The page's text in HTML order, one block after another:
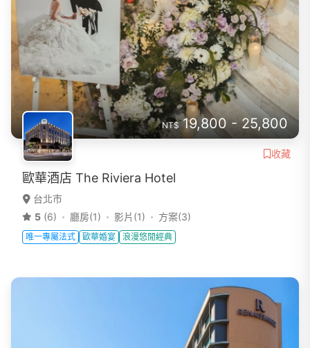
NT$ 19,800 - 25,800
收藏
歐華酒店 The Riviera Hotel
台北市
5 (6) 廳房(1) 影片(1) 方案(3)
唯一專屬法式 歐華婚宴 浪漫悠閒經典